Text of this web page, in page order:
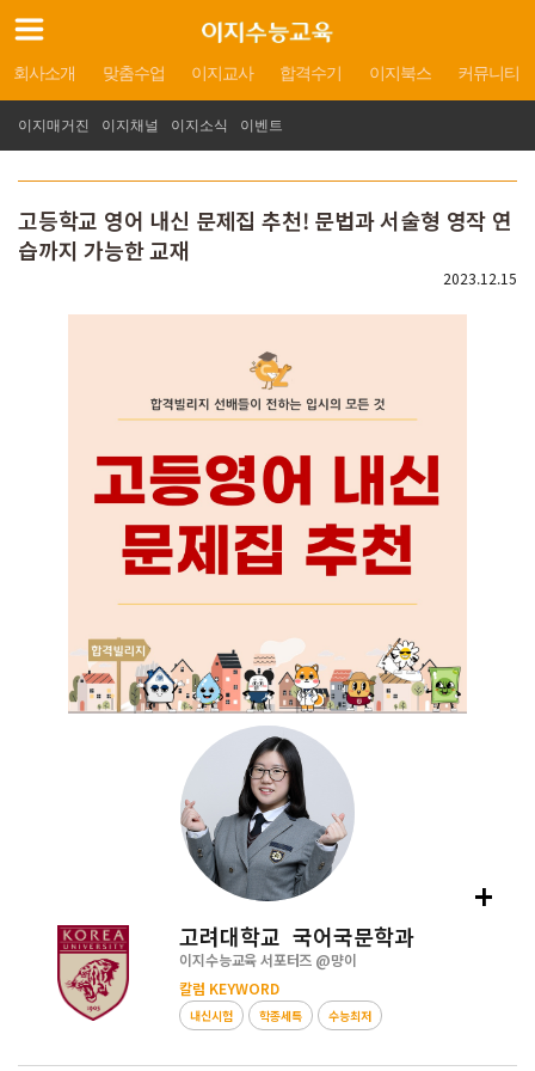
회사소개 맞춤수업 이지교사 합격수기 이지북스 커뮤니티
이지매거진 이지채널 이지소식 이벤트
고등학교 영어 내신 문제집 추천! 문법과 서술형 영작 연
습까지 가능한 교재
2023.12.15
+
고려대학교 국어국문학과
이지수능교육 서포터즈 @먕이
칼럼 KEYWORD
내신시험 학종세특 수능최저